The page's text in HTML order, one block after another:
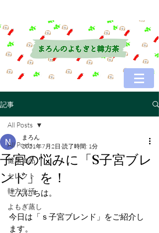
記事
All Posts
健康食品
セレクト
韓方生活
よもぎ蒸し
All Posts
子宮の悩みに「S子宮ブレ
ンド」を！
まろん
2021年7月2日 読了時間: 1分
こんにちは。
今日は「ｓ子宮ブレンド」をご紹介し
ます。